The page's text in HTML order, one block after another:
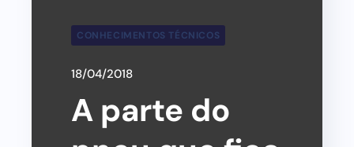
CONHECIMENTOS TÉCNICOS
18/04/2018
A parte do